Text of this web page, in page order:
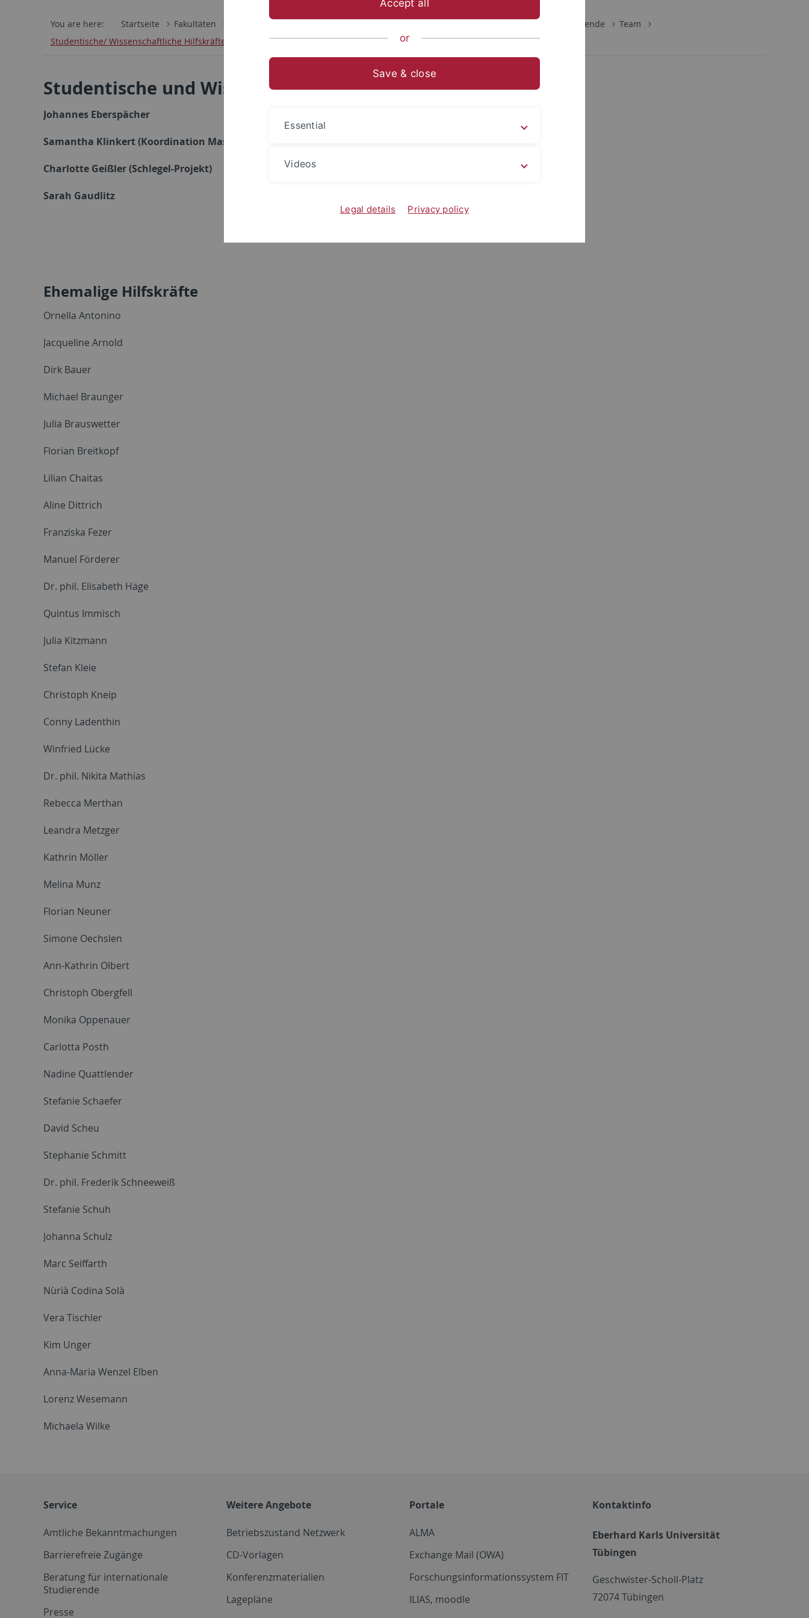
You are here: Startseite Fakultäten Mitarbeitende
Team
Studentische/ Wissenschaftliche Hilfskräfte
Studentische und Wissenschaftliche Hilfskräfte
Johannes Eberspächer
Samantha Klinkert (Koordination Master 'Literatur- und Kulturtheorie')
Charlotte Geißler (Schlegel-Projekt)
Sarah Gaudlitz
Ehemalige Hilfskräfte
Ornella Antonino
Jacqueline Arnold
Dirk Bauer
Michael Braunger
Julia Brauswetter
Florian Breitkopf
Lilian Chaitas
Aline Dittrich
Franziska Fezer
Manuel Förderer
Dr. phil. Elisabeth Häge
Quintus Immisch
Julia Kitzmann
Stefan Kleie
Christoph Kneip
Conny Ladenthin
Winfried Lücke
Dr. phil. Nikita Mathias
Rebecca Merthan
Leandra Metzger
Kathrin Möller
Melina Munz
Florian Neuner
Simone Oechslen
Ann-Kathrin Olbert
Christoph Obergfell
Monika Oppenauer
Carlotta Posth
Nadine Quattlender
Stefanie Schaefer
David Scheu
Stephanie Schmitt
Dr. phil. Frederik Schneeweiß
Stefanie Schuh
Johanna Schulz
Marc Seiffarth
Nùrià Codina Solà
Vera Tischler
Kim Unger
Anna-Maria Wenzel Elben
Lorenz Wesemann
Michaela Wilke
Service
Amtliche Bekanntmachungen
Barrierefreie Zugänge
Beratung für internationale
Studierende
Presse
Weitere Angebote
Betriebszustand Netzwerk
CD-Vorlagen
Konferenzmaterialien
Lagepläne
Portale
ALMA
Exchange Mail (OWA)
Forschungsinformationssystem FIT
ILIAS, moodle
Kontaktinfo
Eberhard Karls Universität
Tübingen
Geschwister-Scholl-Platz
72074 Tübingen
Accept all
or
Save & close
Essential
Videos
Legal details Privacy policy